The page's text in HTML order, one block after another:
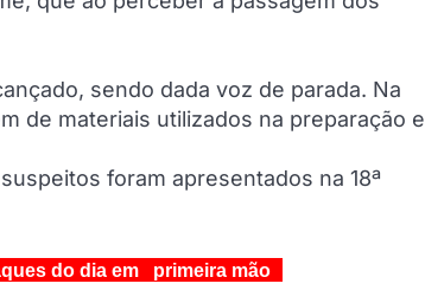
sendo dada voz de parada. Na
de materiais utilizados na preparação e
foram apresentados na 18ª
do dia em primeira mão